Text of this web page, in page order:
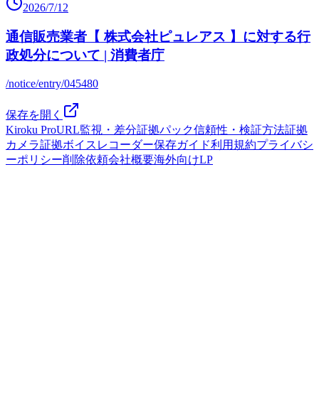
2026/7/12
通信販売業者【 株式会社ピュレアス 】に対する行
政処分について | 消費者庁
/notice/entry/045480
保存を開く
Kiroku ProURL監視・差分証拠パック信頼性・検証方法証拠
カメラ証拠ボイスレコーダー保存ガイド利用規約プライバシ
ーポリシー削除依頼会社概要海外向けLP